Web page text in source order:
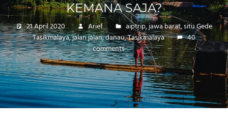
KEMANA SAJA?
21 April 2020 Arief aiptrip,jawa barat,situ Gede
Tasikmalaya, jalan jalan, danau,Tasikmalaya
40
comments